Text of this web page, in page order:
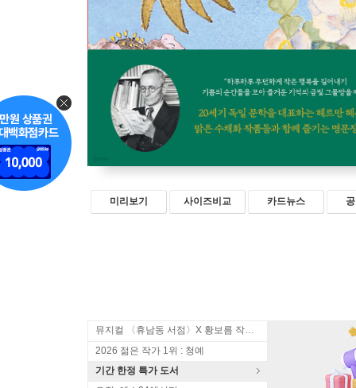
미리보기 사이즈비교 카드뉴스
뮤지컬 〈휴남동 서점〉X 황보름 작가 북토크
2026 젊은 작가 1위 : 청예
기간 한정 특가 도서